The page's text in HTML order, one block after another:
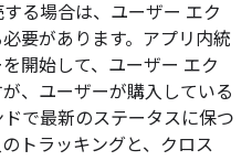
る場合は、ユーザー エク
要があります。アプリ内統
開始して、ユーザー エク
、ユーザーが購入している
で最新のステータスに保つ
トラッキングと、クロス